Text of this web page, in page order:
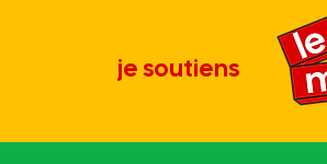
je soutiens